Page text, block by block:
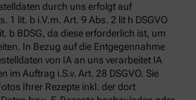
durch uns erfolgt auf
1 lit. b i.V.m. Art. 9 Abs. 2 lit h DSGVO
b BDSG, da diese erforderlich ist, um
In Bezug auf die Entgegennahme
von IA an uns verarbeitet IA
im Auftrag i.S.v. Art. 28 DSGVO. Sie
Ihrer Rezepte inkl. der dort